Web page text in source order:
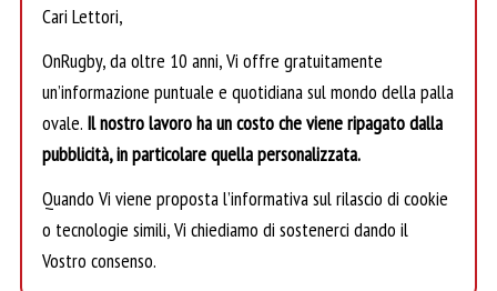
Cari Lettori,
OnRugby, da oltre 10 anni, Vi offre gratuitamente
un’informazione puntuale e quotidiana sul mondo della palla
ovale. Il nostro lavoro ha un costo che viene ripagato dalla
pubblicità, in particolare quella personalizzata.
Quando Vi viene proposta l’informativa sul rilascio di cookie
o tecnologie simili, Vi chiediamo di sostenerci dando il
Vostro consenso.